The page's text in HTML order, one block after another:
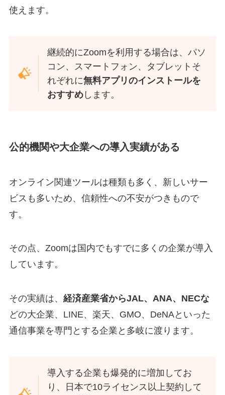
使えます。
継続的にZoomを利用する場合は、パソ
コン、スマートフォン、タブレットそ
れぞれに無料アプリのインストールを
おすすめ します。
公的機関や大企業への導入実績がある
オンライン関連ツールは種類も多く、新しいサー
ビスも多いため、信頼性への不安がつきもので
す。
その点、Zoomは国内でもすでに多くの企業が導入
しています。
その実績は、 経済産業省からJAL、ANA、NECな
どの大企業、LINE、楽天、GMO、DeNAといった
通信事業を専門とする企業と多岐に渡ります。
導入する企業も爆発的に増加してお
り、日本で10ライセンス以上契約して